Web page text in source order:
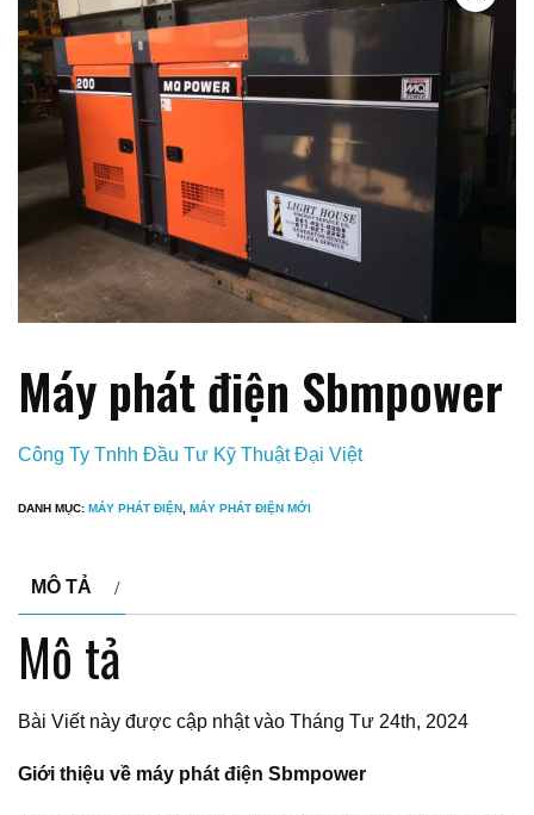
Máy phát điện Sbmpower
Công Ty Tnhh Đầu Tư Kỹ Thuật Đại Việt
DANH MỤC: MÁY PHÁT ĐIỆN, MÁY PHÁT ĐIỆN MỚI
MÔ TẢ
Mô tả
Bài Viết này được cập nhật vào Tháng Tư 24th, 2024
Giới thiệu về máy phát điện Sbmpower